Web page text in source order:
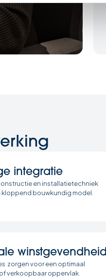
integratie
en installatietechniek
kloppend bouwkundig model.
winstgevendheid
zorgen voor een optimaal
verkoopbaar oppervlak.